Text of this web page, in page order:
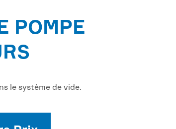
POMPE
le système de vide.